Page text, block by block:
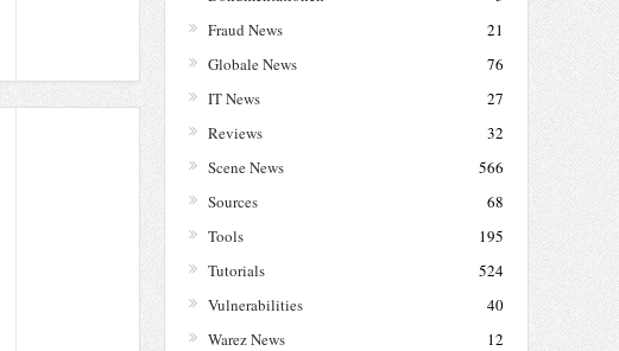
Fraud News
21
Globale News
76
IT News
27
Reviews
32
Scene News
566
Sources
68
Tools
195
Tutorials
524
Vulnerabilities
40
Warez News
12